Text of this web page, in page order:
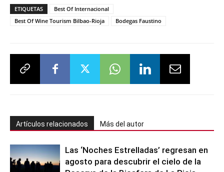
ETIQUETAS
Best Of Internacional
Best Of Wine Tourism Bilbao-Rioja
Bodegas Faustino
Artículos relacionados Más del autor
Las ‘Noches Estrelladas’ regresan en
agosto para descubrir el cielo de la